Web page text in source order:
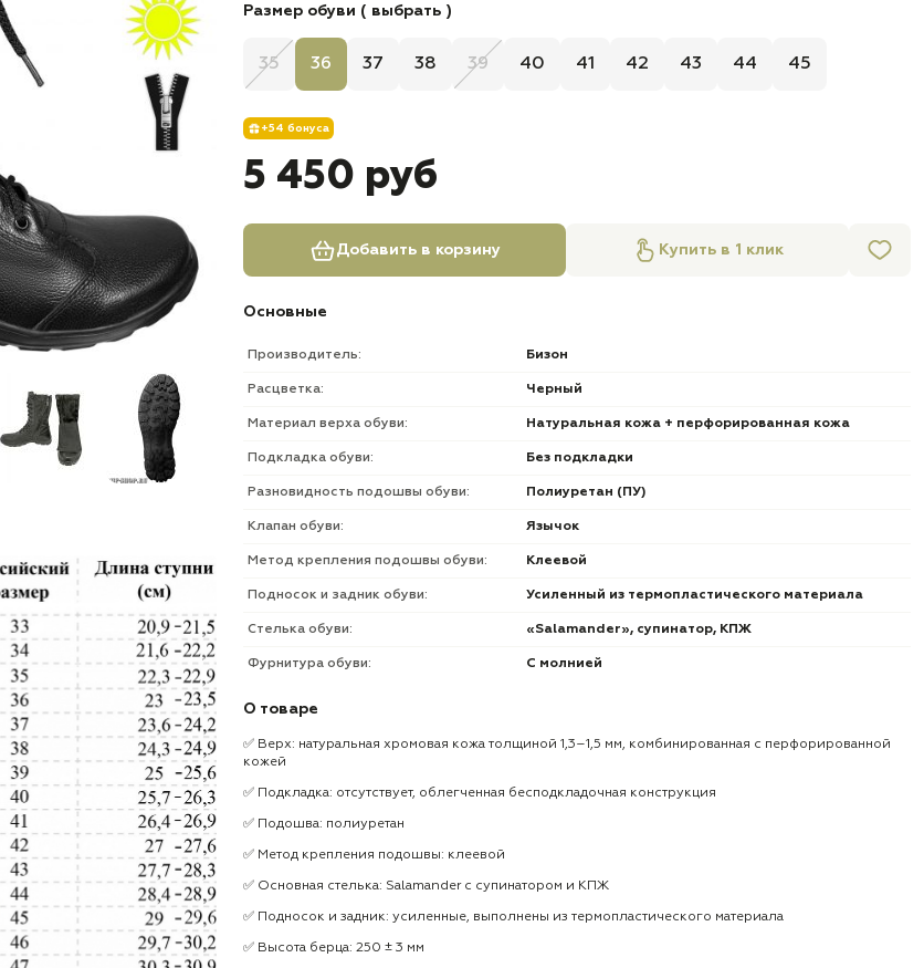
Размер обуви ( выбрать )
35 36 37 38 39 40 41 42 43 44 45
+54 бонуса
5 450 руб
Добавить в корзину Купить в 1 клик
Основные
Производитель: Бизон
Расцветка: Черный
Материал верха обуви: Натуральная кожа + перфорированная кожа
Подкладка обуви: Без подкладки
Разновидность подошвы обуви: Полиуретан (ПУ)
Клапан обуви: Язычок
Метод крепления подошвы обуви: Клеевой
Подносок и задник обуви: Усиленный из термопластического материала
Стелька обуви: «Salamander», супинатор, КПЖ
Фурнитура обуви: С молнией
О товаре
✅ Верх: натуральная хромовая кожа толщиной 1,3–1,5 мм, комбинированная с перфорированной
кожей
✅ Подкладка: отсутствует, облегченная бесподкладочная конструкция
✅ Подошва: полиуретан
✅ Метод крепления подошвы: клеевой
✅ Основная стелька: Salamander с супинатором и КПЖ
✅ Подносок и задник: усиленные, выполнены из термопластического материала
✅ Высота берца: 250 ± 3 мм